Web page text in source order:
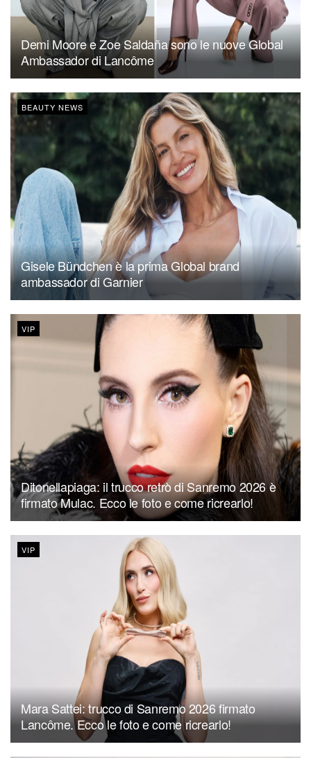
Demi Moore e Zoe Saldaña sono le nuove Global
Ambassador di Lancôme
BEAUTY NEWS
Gisele Bündchen è la prima Global brand
ambassador di Garnier
VIP
Ditonellapiaga: il trucco retrò di Sanremo 2026 è
firmato Mulac. Ecco le foto e come ricrearlo!
VIP
Mara Sattei: trucco di Sanremo 2026 firmato
Lancôme. Ecco le foto e come ricrearlo!